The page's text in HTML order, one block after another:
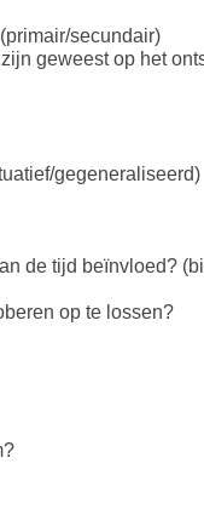
secundair)
geweest op het
gegeneraliseerd)
de tijd beïnvloed?
op te lossen?